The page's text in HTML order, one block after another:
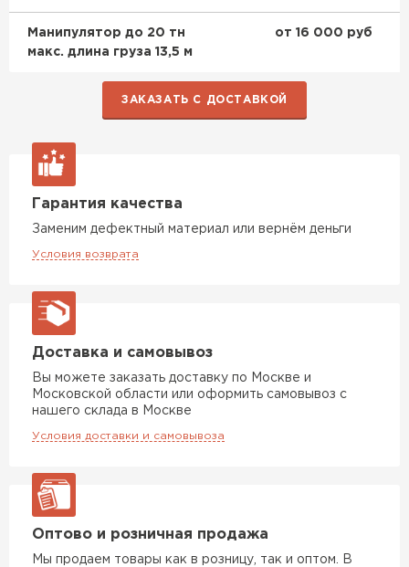
Манипулятор до 20 тн
макс. длина груза 13,5 м
от 16 000 руб
ЗАКАЗАТЬ С ДОСТАВКОЙ
Гарантия качества
Заменим дефектный материал или вернём деньги
Условия возврата
Доставка и самовывоз
Вы можете заказать доставку по Москве и
Московской области или оформить самовывоз с
нашего склада в Москве
Условия доставки и самовывоза
Оптово и розничная продажа
Мы продаем товары как в розницу, так и оптом. В